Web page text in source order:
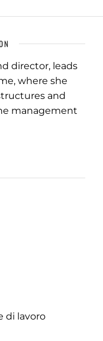
director, leads
where she
and
management
di lavoro